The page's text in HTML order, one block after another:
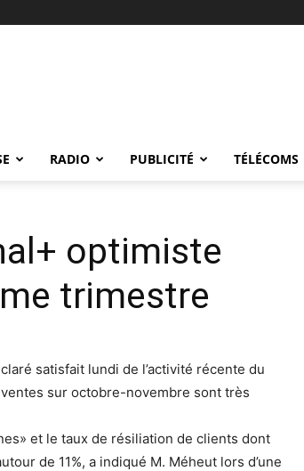
RADIO PUBLICITÉ TÉLÉCOMS
optimiste
trimestre
satisfait lundi de l’activité récente du
sur octobre-novembre sont très
et le taux de résiliation de clients dont
de 11%, a indiqué M. Méheut lors d’une